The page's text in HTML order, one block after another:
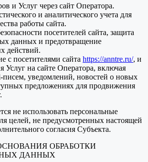
и Услуг через сайт Оператора.
и аналитического учета для
работы сайта.
посетителей сайта, защита
данных и предотвращение
действий.
с посетителями сайта https://anntre.ru/, и
Услуг на сайте Оператора, включая
писем, уведомлений, новостей о новых
предложениях для продвижения
не использовать персональные
целей, не предусмотренных настоящей
согласия Субъекта.
ОБРАБОТКИ
ДАННЫХ